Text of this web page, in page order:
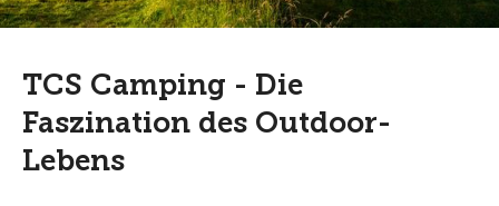
TCS Camping - Die
Faszination des Outdoor-
Lebens